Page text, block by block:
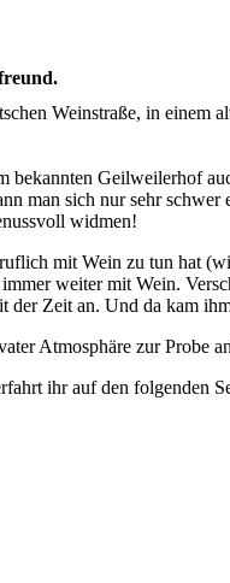
Weinstraße, in einem
bekannten Geilweilerhof
man sich nur sehr
widmen!
mit Wein zu tun hat
weiter mit Wein.
der Zeit an. Und da kam
Atmosphäre zur Probe
ihr auf den folgenden